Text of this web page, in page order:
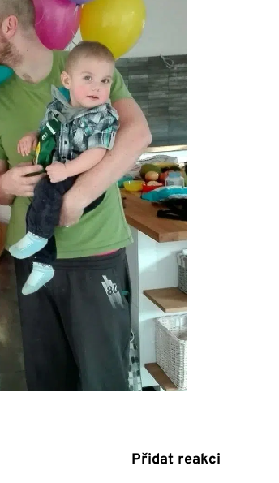
Přidat reakci